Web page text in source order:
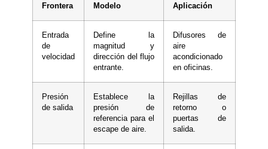
Frontera
Modelo
Aplicación
Entrada
de
velocidad
Define la
magnitud y
dirección del flujo
entrante.
Difusores de
aire
acondicionado
en oficinas.
Presión
de salida
Establece la
presión de
referencia para el
escape de aire.
Rejillas de
retorno o
puertas de
salida.